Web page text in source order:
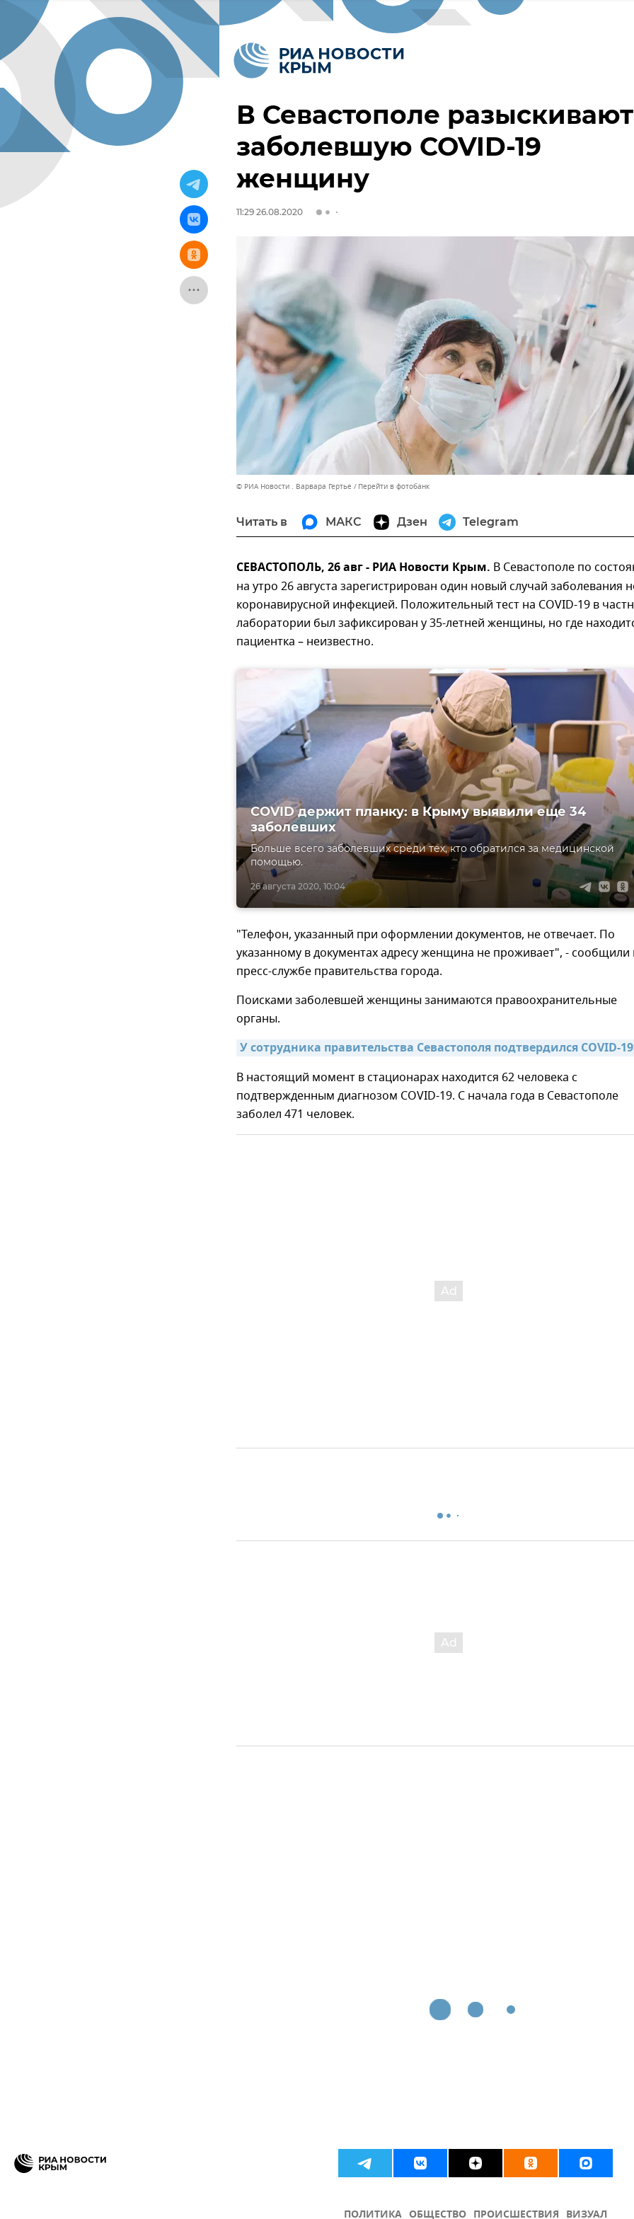
В Севастополе разыскивают
заболевшую COVID-19
женщину
11:29 26.08.2020
© РИА Новости . Варвара Гертье Перейти в фотобанк
Читать в МАКС Дзен Telegram
СЕВАСТОПОЛЬ, 26 авг - РИА Новости Крым. В Севастополе по
на утро 26 августа зарегистрирован один новый случай заболевания
коронавирусной инфекцией. Положительный тест на COVID-19 в
лаборатории был зафиксирован у 35-летней женщины, но где
пациентка – неизвестно.
26 августа 2020, 10:04
СOVID держит планку: в Крыму выявили еще 34
заболевших
Больше всего заболевших среди тех, кто обратился за медицинской
помощью.
"Телефон, указанный при оформлении документов, не отвечает. По
указанному в документах адресу женщина не проживает", - сообщили
пресс-службе правительства города.
Поисками заболевшей женщины занимаются правоохранительные
органы.
У сотрудника правительства Севастополя подтвердился COVID-
В настоящий момент в стационарах находится 62 человека с
подтвержденным диагнозом COVID-19. С начала года в Севастополе
заболел 471 человек.
ПОЛИТИКА ОБЩЕСТВО ПРОИСШЕСТВИЯ ВИЗУАЛ